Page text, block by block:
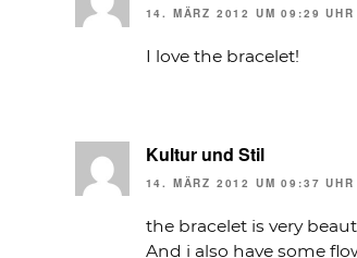
14. MÄRZ 2012 UM 09:29 UHR
I love the bracelet!
Kultur und Stil
14. MÄRZ 2012 UM 09:37 UHR
the bracelet is very
And i also have some